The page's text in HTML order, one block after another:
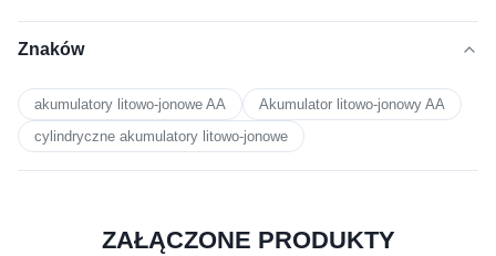
Znaków
akumulatory litowo-jonowe AA
Akumulator litowo-jonowy AA
cylindryczne akumulatory litowo-jonowe
ZAŁĄCZONE PRODUKTY